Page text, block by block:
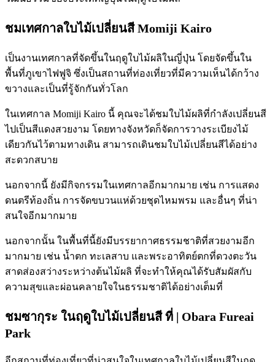
ชมเทศกาลใบไม้เปลี่ยนสี Momiji Kairo
เป็นงานเทศกาลที่จัดขึ้นในฤดูใบไม้ผลิในญี่ปุ่น โดยจัดขึ้นใน
พื้นที่ภูเขาไฟฟูจิ ซึ่งเป็นสถานที่ท่องเที่ยวที่มีความเห็นได้กว้าง
ขวางและเป็นที่รู้จักกันทั่วโลก
ในเทศกาล Momiji Kairo นี้ คุณจะได้ชมใบไม้ผลิที่กำลังเปลี่ยนสี
ไปเป็นสีแดงสวยงาม โดยทางจังหวัดก็จัดการวางระเบียงไม้
เดียวกันไว้ตามทางเดิน สามารถเดินชมใบไม้เปลี่ยนสีได้อย่าง
สะดวกสบาย
นอกจากนี้ ยังมีกิจกรรมในเทศกาลอีกมากมาย เช่น การแสดง
ดนตรีท้องถิ่น การจัดขบวนแห่ด้วยชุดไหมพรม และอื่นๆ ที่น่า
สนใจอีกมากมาย
นอกจากนั้น ในพื้นที่นี้ยังมีบรรยากาศธรรมชาติที่สวยงามอีก
มากมาย เช่น น้ำตก ทะเลสาบ และพระอาทิตย์ตกที่ดวงตะวัน
สาดส่องสว่างระหว่างต้นไม้ผลิ ที่จะทำให้คุณได้รับสัมผัสกับ
ความสุขและผ่อนคลายใจในธรรมชาติได้อย่างเต็มที่
ชมซากุระ ในฤดูใบไม้เปลี่ยนสี ที่ | Obara Fureai
Park